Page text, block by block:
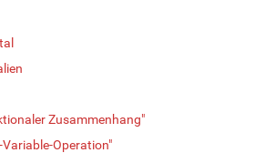
Zusammenhang"
Variable-Operation"